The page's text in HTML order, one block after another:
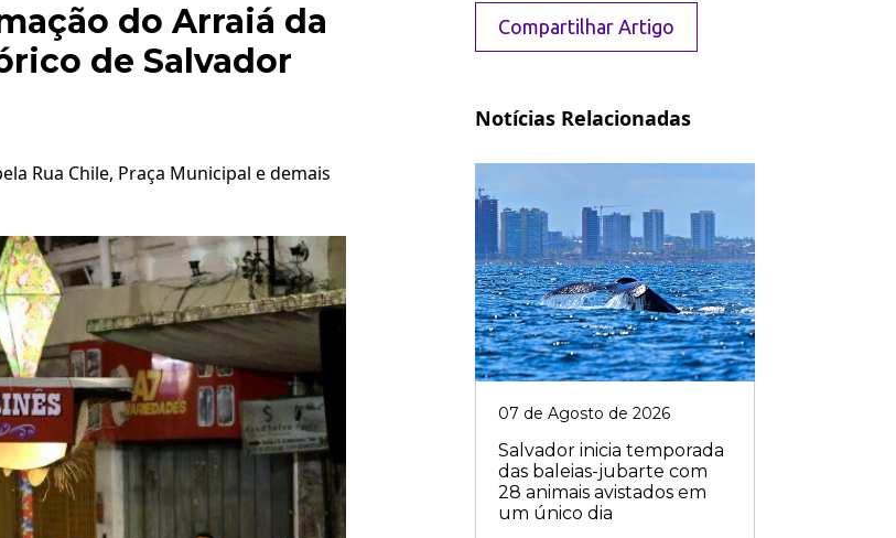
do Arraiá da
de Salvador
Rua Chile, Praça Municipal e demais
Compartilhar Artigo
Notícias Relacionadas
07 de Agosto de 2026
Salvador inicia temporada
das baleias-jubarte com
28 animais avistados em
um único dia